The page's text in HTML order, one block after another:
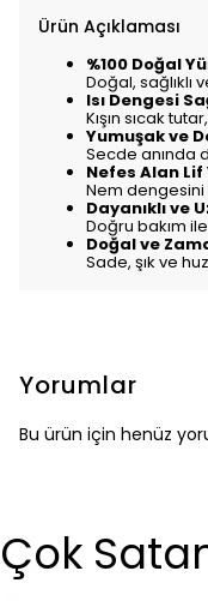
Ürün Açıklaması
%100 Doğal
Doğal, sağlıklı
Isı Dengesi
Kışın sıcak
Yumuşak ve
Secde anında
Nefes Alan Lif
Nem dengesini
Dayanıklı ve
Doğru bakım
Doğal ve
Sade, şık ve
Yorumlar
Bu ürün için henüz
Çok